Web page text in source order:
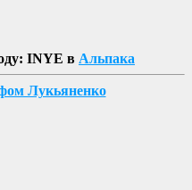
INYE в Альпака
Лукьяненко